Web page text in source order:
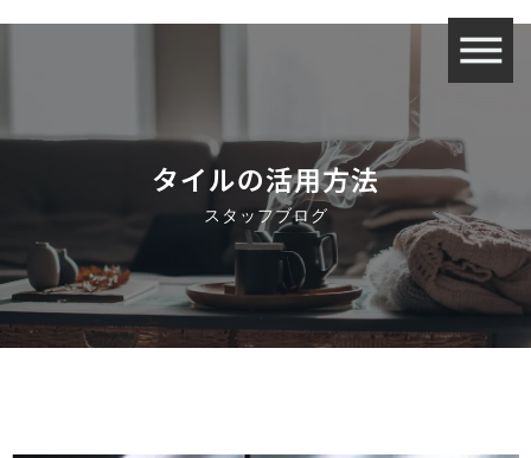
タイルの活用方法
スタッフブログ